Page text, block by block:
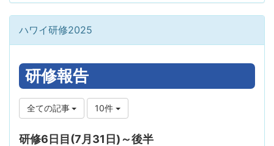
ハワイ研修2025
研修報告
全ての記事 10件
研修6日目(7月31日)～後半